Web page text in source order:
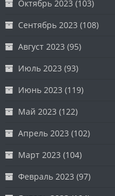
Октябрь 2023 (103)
Сентябрь 2023 (108)
Август 2023 (95)
Июль 2023 (93)
Июнь 2023 (119)
Май 2023 (122)
Апрель 2023 (102)
Март 2023 (104)
Февраль 2023 (97)